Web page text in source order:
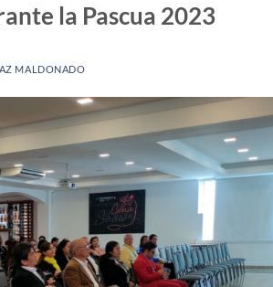
la Pascua 2023
MALDONADO